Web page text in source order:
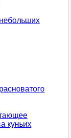
куньих